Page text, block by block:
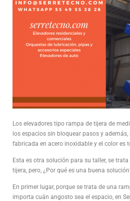
Los elevadores tipo rampa de tijera de
los espacios sin bloquear pasos y
fabricada en acero inoxidable y el color es
Esta es otra solución para su taller, se
tijera, pero, ¿Por qué es una buena
En primer lugar, porque se trata de una
importa cuán angosto sea el espacio, en